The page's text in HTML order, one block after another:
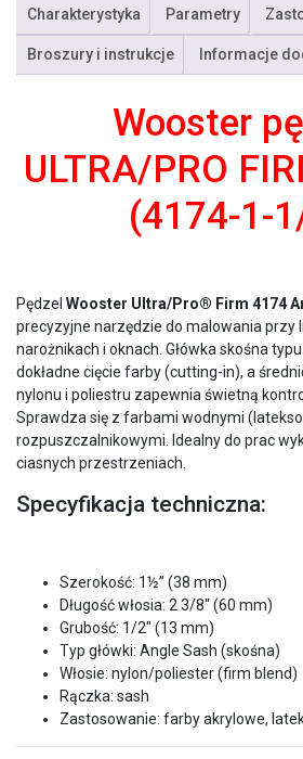
Charakterystyka Parametry
Broszury i instrukcje Informacje
Wooster
ULTRA/PRO
(4174-1-
Pędzel Wooster Ultra/Pro® Firm 4174
precyzyjne narzędzie do malowania przy
narożnikach i oknach. Główka skośna
dokładne cięcie farby (cutting-in), a
nylonu i poliestru zapewnia świetną
Sprawdza się z farbami wodnymi
rozpuszczalnikowymi. Idealny do prac
ciasnych przestrzeniach.
Specyfikacja techniczna:
Szerokość: 1½” (38 mm)
Długość włosia: 2 3/8″ (60 mm)
Grubość: 1/2″ (13 mm)
Typ główki: Angle Sash (skośna)
Włosie: nylon/poliester (firm blend)
Rączka: sash
Zastosowanie: farby akrylowe,